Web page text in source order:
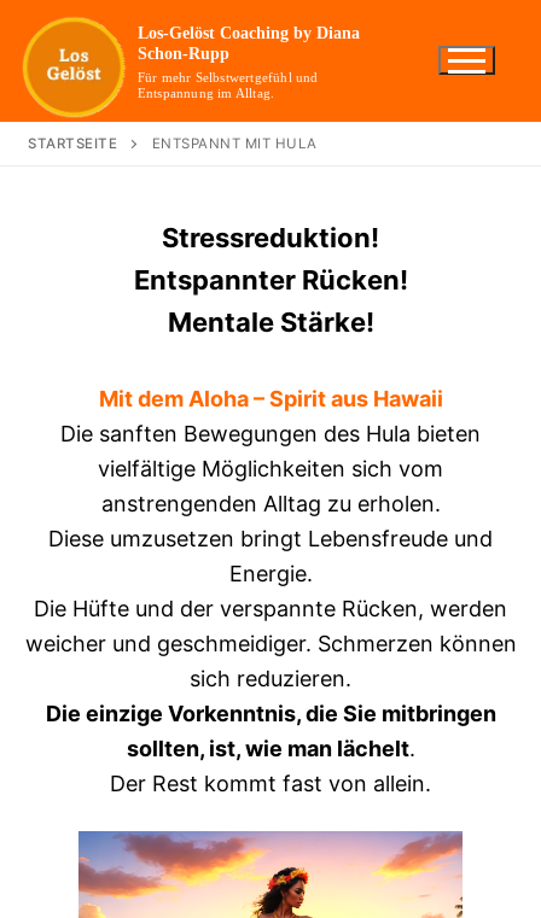
Inhalt
springen
Los-Gelöst Coaching by Diana
Schon-Rupp
Für mehr Selbstwertgefühl und
Entspannung im Alltag.
STARTSEITE ENTSPANNT MIT HULA
Stressreduktion!
Entspannter Rücken!
Mentale Stärke!
Mit dem Aloha – Spirit aus Hawaii
Die sanften Bewegungen des Hula bieten
vielfältige Möglichkeiten sich vom
anstrengenden Alltag zu erholen.
Diese umzusetzen bringt Lebensfreude und
Energie.
Die Hüfte und der verspannte Rücken, werden
weicher und geschmeidiger. Schmerzen können
sich reduzieren.
Die einzige Vorkenntnis, die Sie mitbringen
sollten, ist, wie man lächelt.
Der Rest kommt fast von allein.